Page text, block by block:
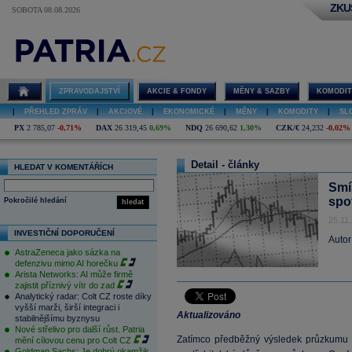
SOBOTA 08.08.2026
ZPRAVODAJSTVÍ AKCIE & FONDY MĚNY & SAZBY
PŘEHLED ZPRÁV AKCIOVÉ EKONOMICKÉ MĚNY KOMODITY
PX 2 785,07 -0,71% DAX 26 319,45 0,69% NDQ 26 690,62 1,30% CZK/€ 24,232 -0,02%
HLEDAT V KOMENTÁŘÍCH
hledat
Pokročilé hledání
INVESTIČNÍ DOPORUČENÍ
AstraZeneca jako sázka na
defenzivu mimo AI horečku
Arista Networks: AI může firmě
zajistit příznivý vítr do zad
Analytický radar: Colt CZ roste díky
vyšší marži, širší integraci i
stabilnějšímu byznysu
Nové střelivo pro další růst. Patria
mění cílovou cenu pro Colt CZ
Detail - články
Aktualizováno
Zatímco předběžný výsledek